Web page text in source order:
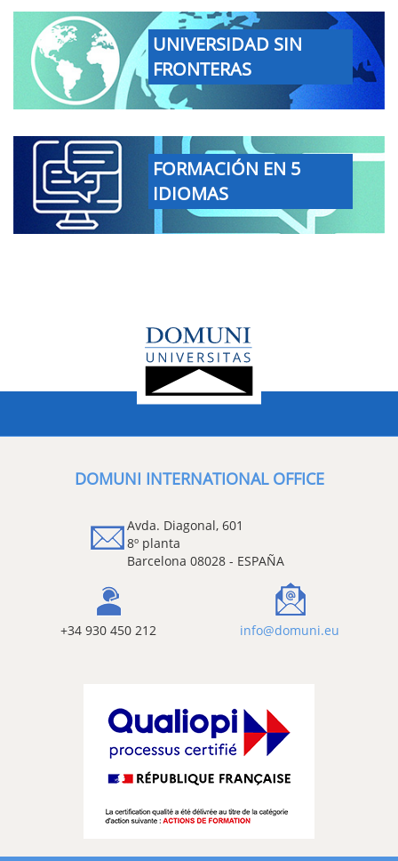
UNIVERSIDAD SIN
FRONTERAS
FORMACIÓN EN 5
IDIOMAS
DOMUNI INTERNATIONAL OFFICE
Avda. Diagonal, 601
8º planta
Barcelona 08028 - ESPAÑA
+34 930 450 212 info@domuni.eu